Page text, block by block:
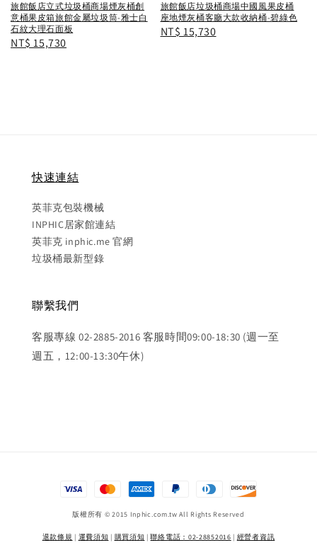
旅館飯店立式垃圾桶商場煙灰桶創
意桶果皮箱旅館金屬垃圾筒-雅士白
石紋大理石面板
Regular
NT$ 15,730
旅館飯店垃圾桶商場中國風果皮桶
座地煙灰桶客廳大款收納桶-碧綠色
Regular
NT$ 15,730
快速連結
英菲克包裝機械
INPHIC居家館連結
英菲克 inphic.me 官網
垃圾桶最新型錄
聯繫我們
客服專線 02-2885-2016 客服時間09:00-18:30 (週一至
週五，12:00-13:30午休)
版權所有 © 2015 Inphic.com.tw All Rights Reserved
退款條規 | 運費須知 | 購買須知 |聯絡電話：02-28852016 | 經營者資訊